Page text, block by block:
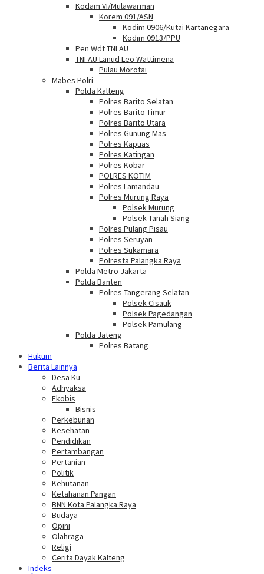
Kodam VI/Mulawarman
Korem 091/ASN
Kodim 0906/Kutai Kartanegara
Kodim 0913/PPU
Pen Wdt TNI AU
TNI AU Lanud Leo Wattimena
Pulau Morotai
Mabes Polri
Polda Kalteng
Polres Barito Selatan
Polres Barito Timur
Polres Barito Utara
Polres Gunung Mas
Polres Kapuas
Polres Katingan
Polres Kobar
POLRES KOTIM
Polres Lamandau
Polres Murung Raya
Polsek Murung
Polsek Tanah Siang
Polres Pulang Pisau
Polres Seruyan
Polres Sukamara
Polresta Palangka Raya
Polda Metro Jakarta
Polda Banten
Polres Tangerang Selatan
Polsek Cisauk
Polsek Pagedangan
Polsek Pamulang
Polda Jateng
Polres Batang
Hukum
Berita Lainnya
Desa Ku
Adhyaksa
Ekobis
Bisnis
Perkebunan
Kesehatan
Pendidikan
Pertambangan
Pertanian
Politik
Kehutanan
Ketahanan Pangan
BNN Kota Palangka Raya
Budaya
Opini
Olahraga
Religi
Cerita Dayak Kalteng
Indeks